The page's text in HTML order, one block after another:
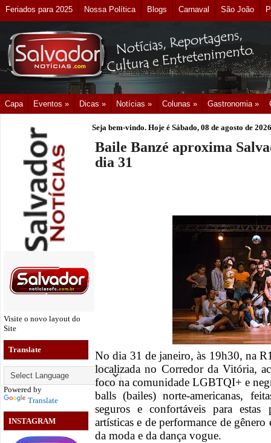
Feriados para 2025 Nossa Política Blogs Carnaval São João
Capa Eventos » Dicas » Notícias » Colunas » Gastronomia »
Visite o novo layout do
Site
Translate
Powered by
Translate
INSTAGRAM
Seja bem-vindo. Hoje é Sábado, 08 de agosto de 2026
Baile Banzé aproxima
dia 31
No dia 31 de janeiro, às 19h30, na
localizada no Corredor da Vitória,
foco na comunidade LGBTQI+ e
balls (bailes) norte-americanas,
seguros e confortáveis para estas
artísticas e de performance de
da moda e da dança vogue.